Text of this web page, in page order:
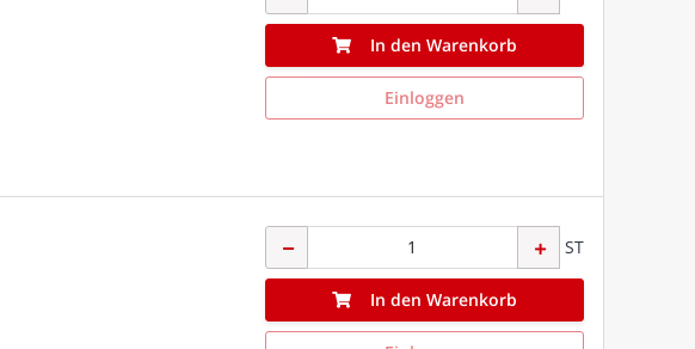
In den Warenkorb
Einloggen
ST
In den Warenkorb